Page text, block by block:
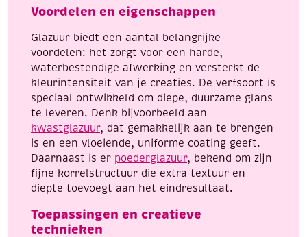
Voordelen en eigenschappen
Glazuur biedt een aantal belangrijke
voordelen: het zorgt voor een harde,
waterbestendige afwerking en versterkt de
kleurintensiteit van je creaties. De verfsoort is
speciaal ontwikkeld om diepe, duurzame glans
te leveren. Denk bijvoorbeeld aan
kwastglazuur, dat gemakkelijk aan te brengen
is en een vloeiende, uniforme coating geeft.
Daarnaast is er poederglazuur, bekend om zijn
fijne korrelstructuur die extra textuur en
diepte toevoegt aan het eindresultaat.
Toepassingen en creatieve
technieken